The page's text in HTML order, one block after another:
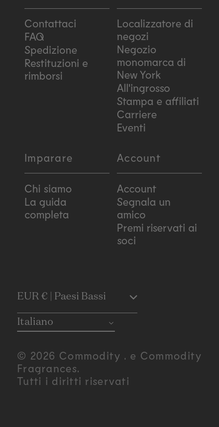
Contattaci
FAQ
Spedizione
Restituzioni e
rimborsi
Localizzatore di
negozi
Negozio
monomarca di
New York
All'ingrosso
Stampa e affiliati
Carriere
Eventi
Imparare
Chi siamo
La guida
completa
Account
Account
Segnala un
amico
Premi riservati ai
soci
C
o
u
n
EUR € | Paesi Bassi
Italiano
© 2026 Commodity . e Commodity
Fragrances.
Tutti i diritti riservati